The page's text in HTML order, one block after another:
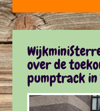
over de
pumptrack in